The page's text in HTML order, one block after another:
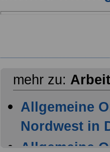
mehr zu:
Allgemeine
Nordwest in
Allgemeine